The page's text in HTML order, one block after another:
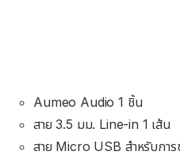
Aumeo Audio 1 ชิ้น
สาย 3.5 มม. Line-in 1 เส้น
สาย Micro USB สำหรับการ